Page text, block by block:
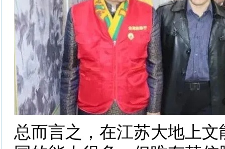
总而言之，在江苏大地上